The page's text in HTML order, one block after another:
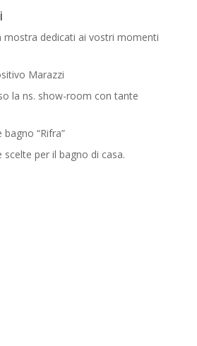
mostra dedicati ai vostri momenti
Marazzi
la ns. show-room con tante
“Rifra”
scelte per il bagno di casa.